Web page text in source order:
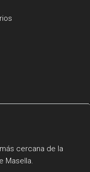
cercana de la
Masella.